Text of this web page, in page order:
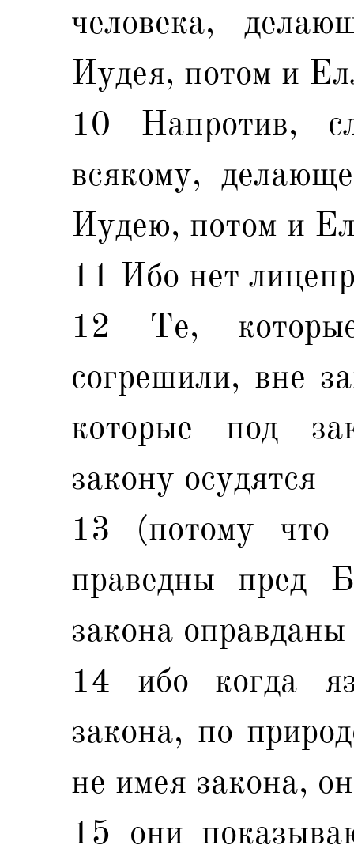
человека,
Иудея, потом и
10 Напротив,
всякому,
Иудею, потом и
11 Ибо нет
12 Те,
согрешили, вне
которые под
закону осудятся
13 (потому что
праведны пред
закона
14 ибо когда
закона, по
не имея закона,
15 они